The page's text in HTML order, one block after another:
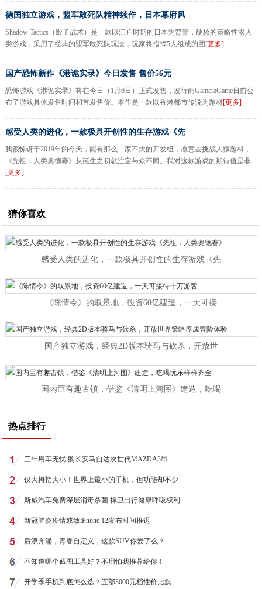
德国独立游戏，盟军敢死队精神续作，日本幕府风
Shadow Tactics（影子战术）是一款以江户时期的日本为背景，硬核的策略性潜入
类游戏，采用了经典的盟军敢死队玩法，玩家将指挥5人组成的团 [更多]
国产恐怖新作《港诡实录》今日发售 售价56元
恐怖游戏《港诡实录》将在今日（1月6日）正式发售，发行商GameraGame日前公
布了游戏具体发售时间和首发售价。本作是一款以香港都市传说为题材[更多]
感受人类的进化，一款极具开创性的生存游戏《先
我很惊讶于2019年的今天，能有那么一家不大的开发组，愿意去挑战人猿题材，
《先祖：人类奥德赛》从诞生之初就注定与众不同。我对这款游戏的期待值是非
[更多]
猜你喜欢
感受人类的进化，一款极具开创性的生存游戏《先
《陈情令》的取景地，投资60亿建造，一天可接
国产独立游戏，经典2D版本骑马与砍杀，开放世
国内巨有趣古镇，借鉴《清明上河图》建造，吃喝
热点排行
三年用车无忧 购长安马自达次世代MAZDA3昂
仅大拇指大小！世界上最小的手机，但功能却不少
斯威汽车免费深层消毒杀菌 捍卫出行健康呼吸权利
新冠肺炎疫情或致iPhone 12发布时间推迟
后浪奔涌，青春自定义，这款SUV你爱了么？
不知道哪个截图工具好？不用怕我推荐给你！
开学季手机到底怎么选？五部3000元档性价比旗